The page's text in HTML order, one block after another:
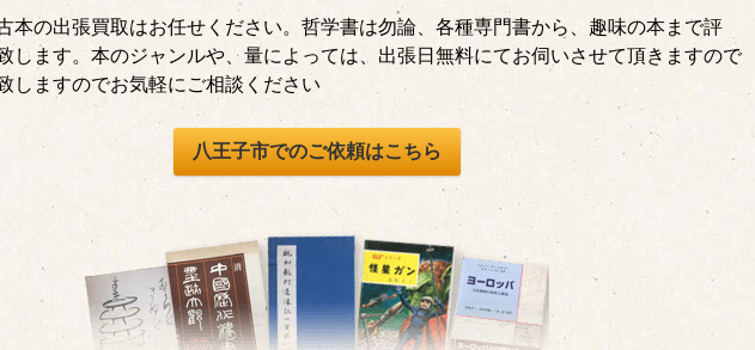
本の出張買取はお任せください。哲学書は勿論、各種専門書から、趣味の本まで評
します。本のジャンルや、量によっては、出張日無料にてお伺いさせて頂きますので
しますのでお気軽にご相談ください
八王子市でのご依頼はこちら